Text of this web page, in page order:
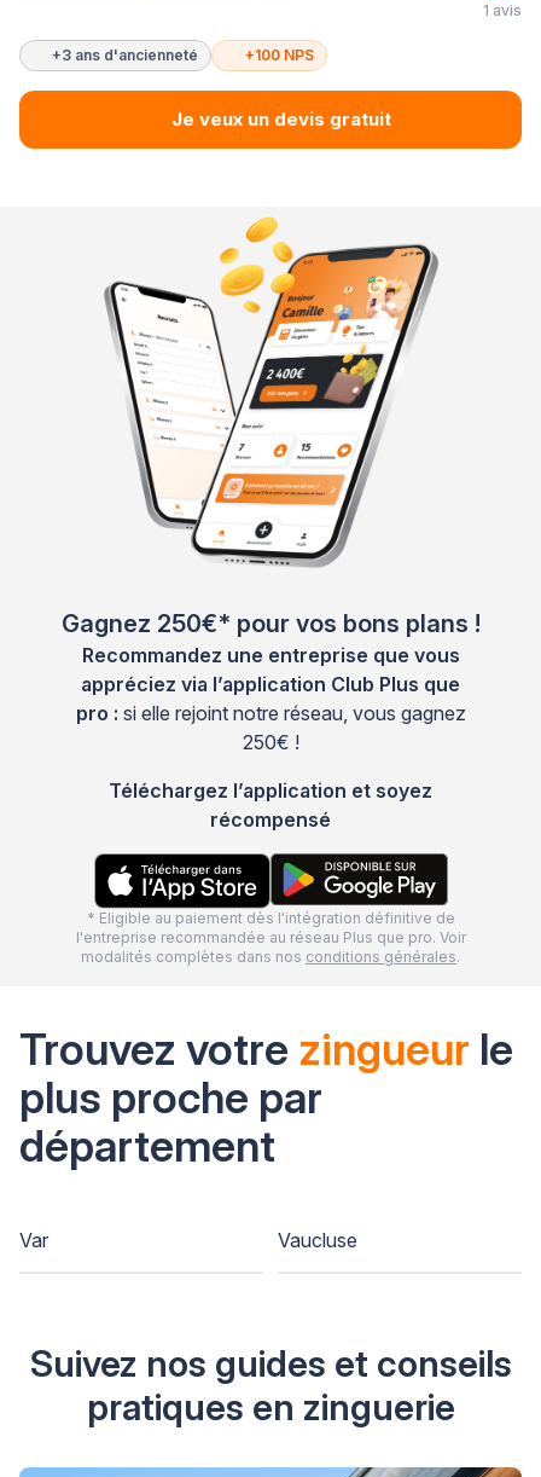
1 avis
+3 ans d'ancienneté +100 NPS
Je veux un devis gratuit
Gagnez 250€* pour vos bons plans !
Recommandez une entreprise que vous
appréciez via l’application Club Plus que
pro : si elle rejoint notre réseau, vous gagnez
250€ !
Téléchargez l’application et soyez
récompensé
* Eligible au paiement dès l'intégration définitive de
l'entreprise recommandée au réseau Plus que pro. Voir
modalités complètes dans nos conditions générales.
Trouvez votre zingueur le
plus proche par
département
Var Vaucluse
Suivez nos guides et conseils
pratiques en zinguerie